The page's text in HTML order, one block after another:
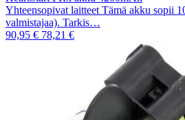
Yhteensopivat laitteet Tämä akku sopii
valmistajaa). Tarkis…
90,95 € 78,21 €